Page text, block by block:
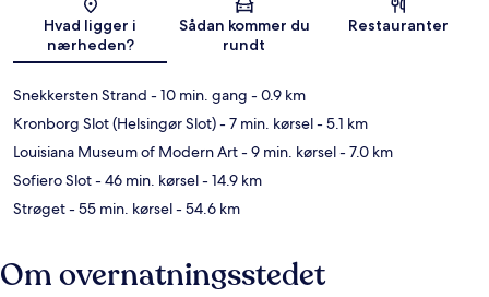
Kort
Hvad ligger i
nærheden?
Sådan kommer du
rundt
Restauranter
Snekkersten Strand - 10 min. gang - 0.9 km
Kronborg Slot (Helsingør Slot)- 7 min. kørsel- 5.1 km
Louisiana Museum of Modern Art- 9 min. kørsel- 7.0 km
Sofiero Slot- 46 min. kørsel- 14.9 km
Strøget- 55 min. kørsel- 54.6 km
Om overnatningsstedet